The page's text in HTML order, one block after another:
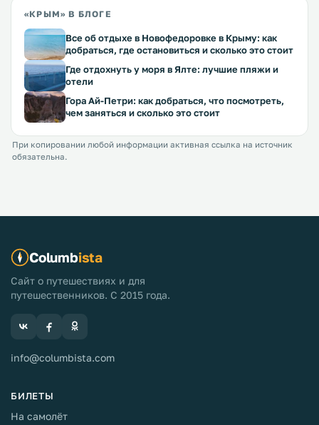
«КРЫМ» В БЛОГЕ
Все об отдыхе в Новофедоровке в Крыму: как
добраться, где остановиться и сколько это стоит
Где отдохнуть у моря в Ялте: лучшие пляжи и
отели
Гора Ай-Петри: как добраться, что посмотреть,
чем заняться и сколько это стоит
При копировании любой информации активная ссылка на источник
обязательна.
Columbista
Сайт о путешествиях и для
путешественников. С 2015 года.
info@columbista.com
БИЛЕТЫ
На самолёт